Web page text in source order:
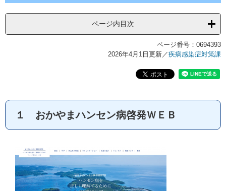
ページ内目次
ページ番号：0694393
2026年4月1日更新／疾病感染症対策課
１ おかやまハンセン病啓発ＷＥＢ